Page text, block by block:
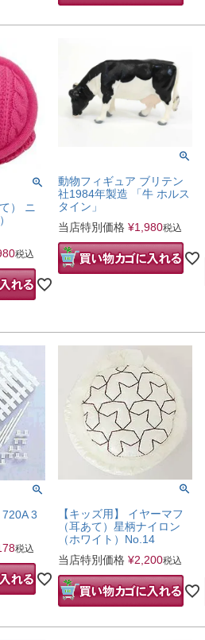
） ニ
税込
動物フィギュア ブリテン
社1984年製造 「牛 ホルス
タイン」
当店特別価格 ¥1,980税込
3
税込
【キッズ用】 イヤーマフ
（耳あて）星柄ナイロン
（ホワイト）No.14
当店特別価格 ¥2,200税込